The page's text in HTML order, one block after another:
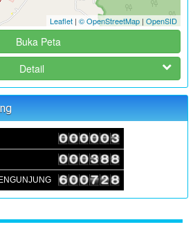
: Aula Kantor Desa Sambueja
JUFRI (SEKDES SAMBUEJA)
RKPDes T.A 2025 DAN
: Aula Kantor Desa Sambueja
JUFRI (SEKDES SAMBUEJA)
Leaflet | © OpenStreetMap | OpenSID
Buka Peta
Detail